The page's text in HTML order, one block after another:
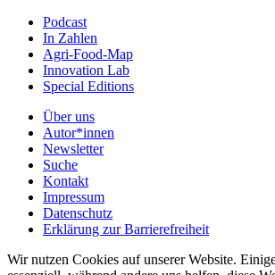
Podcast
In Zahlen
Agri-Food-Map
Innovation Lab
Special Editions
Über uns
Autor*innen
Newsletter
Suche
Kontakt
Impressum
Datenschutz
Erklärung zur Barrierefreiheit
Wir nutzen Cookies auf unserer Website.